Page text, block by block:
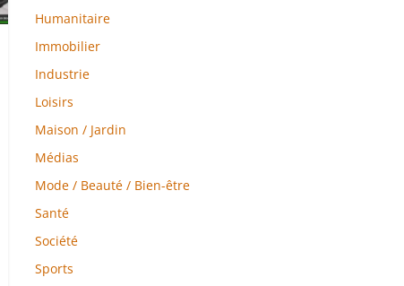
Humanitaire
Immobilier
Industrie
Loisirs
Maison / Jardin
Médias
Mode / Beauté / Bien-être
Santé
Société
Sports